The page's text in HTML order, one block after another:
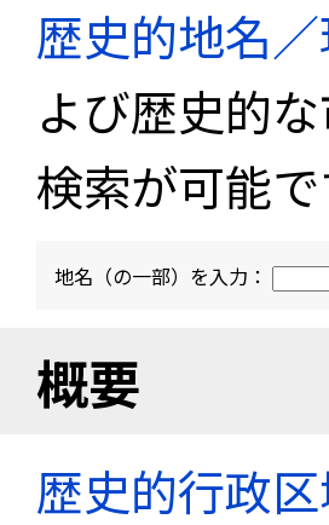
歴史的地名
よび歴史的
検索が可能で
地名（の一部）を入力：
概要
歴史的行政